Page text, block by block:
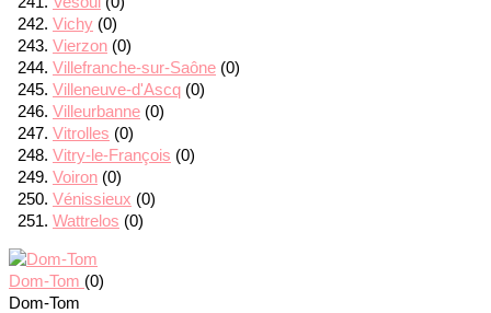
Vichy (0)
Vierzon (0)
Villefranche-sur-Saône (0)
Villeneuve-d'Ascq (0)
Villeurbanne (0)
Vitrolles (0)
Vitry-le-François (0)
Voiron (0)
Vénissieux (0)
Wattrelos (0)
Dom-Tom (0)
Dom-Tom